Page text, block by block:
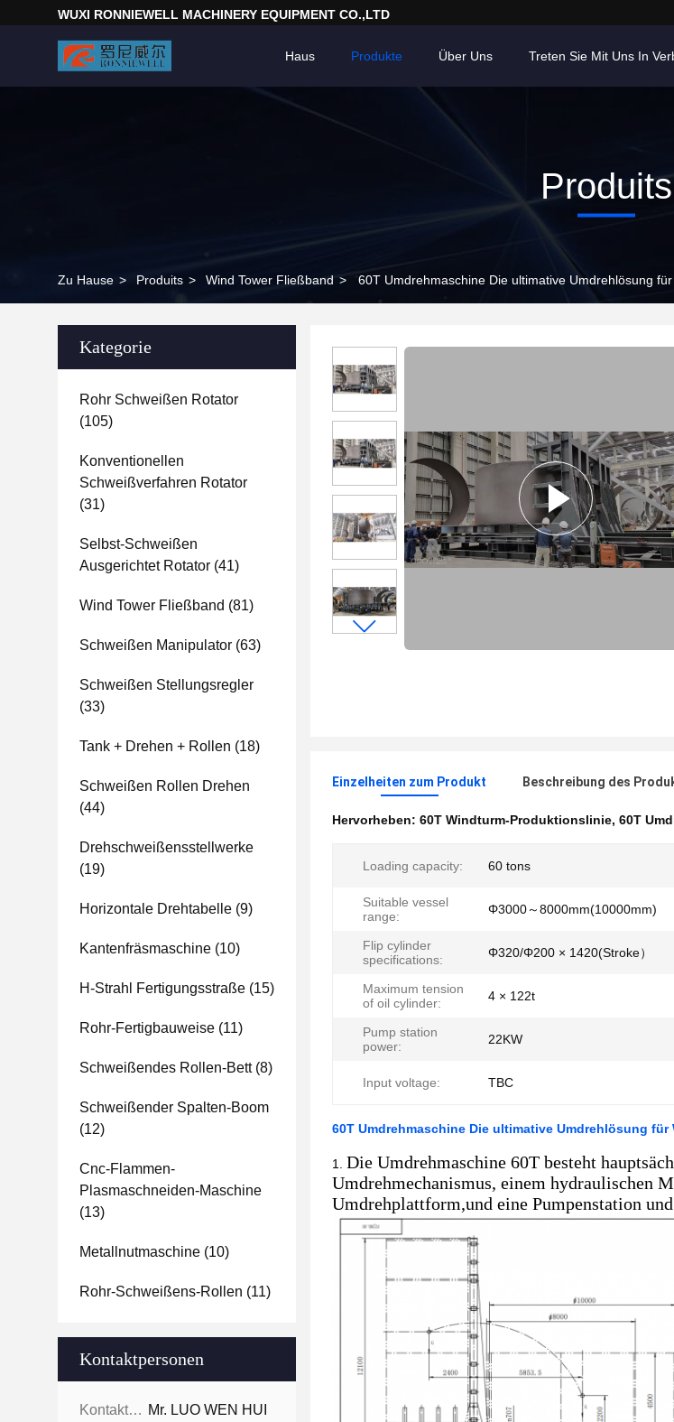
WUXI RONNIEWELL MACHINERY EQUIPMENT CO.,LTD
Haus Produkte Über Uns Treten Sie Mit Uns In
Produits
Zu Hause > Produits > Wind Tower Fließband > 60T Umdrehmaschine Die ultimative Umdrehlösung
Kategorie
Rohr Schweißen Rotator
(105)
Konventionellen
Schweißverfahren Rotator
(31)
Selbst-Schweißen
Ausgerichtet Rotator (41)
Wind Tower Fließband (81)
Schweißen Manipulator (63)
Schweißen Stellungsregler
(33)
Tank + Drehen + Rollen (18)
Schweißen Rollen Drehen
(44)
Drehschweißensstellwerke
(19)
Horizontale Drehtabelle (9)
Kantenfräsmaschine (10)
H-Strahl Fertigungsstraße (15)
Rohr-Fertigbauweise (11)
Schweißendes Rollen-Bett(8)
Schweißender Spalten-Boom
(12)
Cnc-Flammen-
Plasmaschneiden-Maschine
(13)
Metallnutmaschine (10)
Rohr-Schweißens-Rollen (11)
Kontaktpersonen
Kontaktpersonen: Mr. LUO WEN HUI
Einzelheiten zum Produkt Beschreibung des
Hervorheben: 60T Windturm-Produktionslinie, 60T
Loading capacity: 60 tons
Suitable vessel
range:
Φ3000～8000mm(10000mm)
Flip cylinder
specifications:
Φ320/Φ200 × 1420(Stroke）
Maximum tension
of oil cylinder:
4 × 122t
Pump station
power:
22KW
Input voltage: TBC
60T Umdrehmaschine Die ultimative Umdrehlösung
Die Umdrehmaschine 60T besteht
Umdrehmechanismus, einem hydraulischen
Umdrehplattform,und eine Pumpenstation